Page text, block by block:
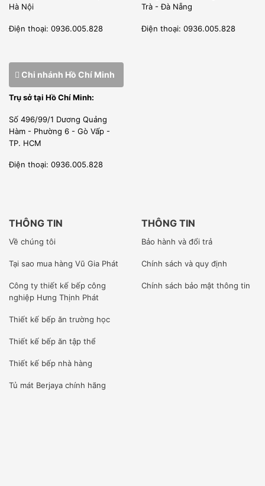
Hà Nội
Điện thoại: 0936.005.828
Trà - Đà Nẵng
Điện thoại: 0936.005.828
Chi nhánh Hồ Chí Minh
Trụ sở tại Hồ Chí Minh:
Số 496/99/1 Dương Quảng
Hàm - Phường 6 - Gò Vấp -
TP. HCM
Điện thoại: 0936.005.828
THÔNG TIN
Về chúng tôi
Tại sao mua hàng Vũ Gia Phát
Công ty thiết kế bếp công
nghiệp Hưng Thịnh Phát
Thiết kế bếp ăn trường học
Thiết kế bếp ăn tập thể
Thiết kế bếp nhà hàng
Tủ mát Berjaya chính hãng
THÔNG TIN
Bảo hành và đổi trả
Chính sách và quy định
Chính sách bảo mật thông tin